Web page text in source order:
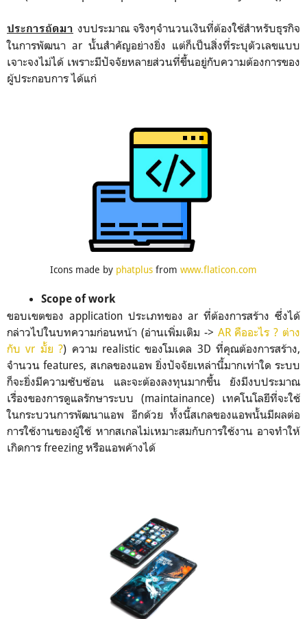
ประการถัดมา งบประมาณ จริงๆจำนวนเงินที่ต้องใช้สำหรับธุรกิจ
ในการพัฒนา ar นั้นสำคัญอย่างยิ่ง แต่ก็เป็นสิ่งที่ระบุตัวเลขแบบ
เจาะจงไม่ได้ เพราะมีปัจจัยหลายส่วนที่ขึ้นอยู่กับความต้องการของ
ผู้ประกอบการ ได้แก่
Icons made by phatplus from www.flaticon.com
Scope of work
ขอบเขตของ application ประเภทของ ar ที่ต้องการสร้าง ซึ่งได้
กล่าวไปในบทความก่อนหน้า (อ่านเพิ่มเติม -> AR คืออะไร ? ต่าง
กับ vr มั้ย ?) ความ realistic ของโมเดล 3D ที่คุณต้องการสร้าง,
จำนวน features, สเกลของแอพ ยิ่งปัจจัยเหล่านี้มากเท่าใด ระบบ
ก็จะยิ่งมีความซับซ้อน และจะต้องลงทุนมากขึ้น ยังมีงบประมาณ
เรื่องของการดูแลรักษาระบบ (maintainance) เทคโนโลยีที่จะใช้
ในกระบวนการพัฒนาแอพ อีกด้วย ทั้งนี้สเกลของแอพนั้นมีผลต่อ
การใช้งานของผู้ใช้ หากสเกลไม่เหมาะสมกับการใช้งาน อาจทำให้
เกิดการ freezing หรือแอพค้างได้